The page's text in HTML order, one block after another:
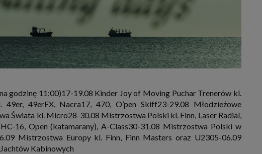
godzinę 11:00)17-19.08 Kinder Joy of Moving Puchar Trenerów kl.
49erFX, Nacra17, 470, O’pen Skiff23-29.08 Młodzieżowe
Świata kl. Micro28-30.08 Mistrzostwa Polski kl. Finn, Laser Radial,
16, Open (katamarany), A-Class30-31.08 Mistrzostwa Polski w
Mistrzostwa Europy kl. Finn, Finn Masters oraz U2305-06.09
Kabinowych